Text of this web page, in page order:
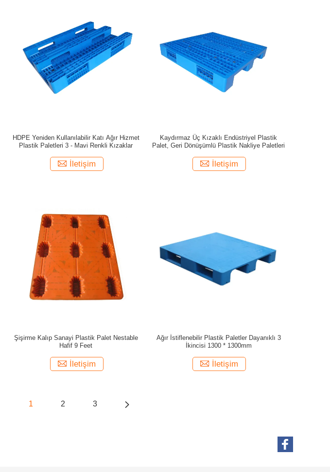
HDPE Yeniden Kullanılabilir Katı Ağır Hizmet
Plastik Paletleri 3 - Mavi Renkli Kızaklar
İletişim
Kaydırmaz Üç Kızaklı Endüstriyel Plastik
Palet, Geri Dönüşümlü Plastik Nakliye Paletleri
İletişim
Şişirme Kalıp Sanayi Plastik Palet Nestable
Hafif 9 Feet
İletişim
Ağır İstiflenebilir Plastik Paletler Dayanıklı 3
İkincisi 1300 * 1300mm
İletişim
1 2 3